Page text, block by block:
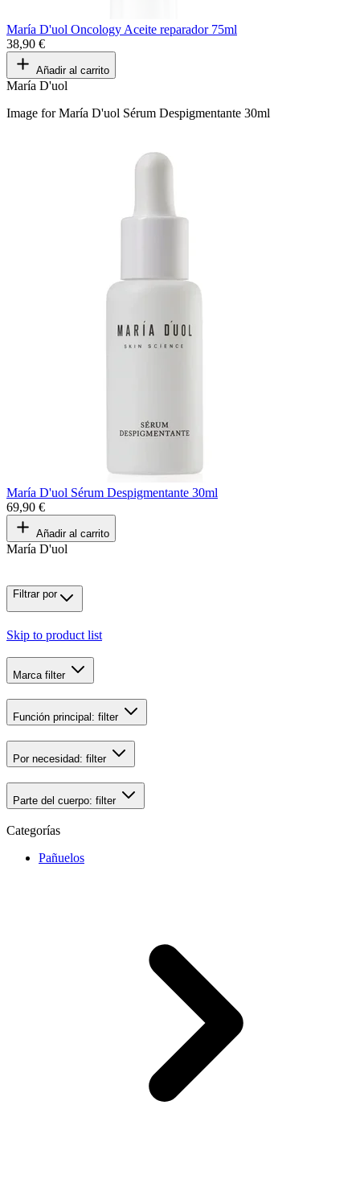
María D'uol Oncology Aceite reparador 75ml
38,90 €
Añadir al carrito
María D'uol
Image for María D'uol Sérum Despigmentante 30ml
María D'uol Sérum Despigmentante 30ml
69,90 €
Añadir al carrito
María D'uol
Filtrar por
Skip to product list
Marca filter
Función principal: filter
Por necesidad: filter
Parte del cuerpo: filter
Categorías
Pañuelos